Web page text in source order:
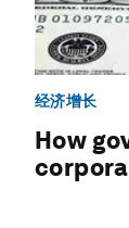
经济增长
How